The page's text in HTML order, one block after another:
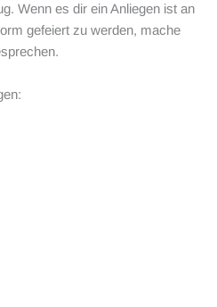
Wenn es dir ein Anliegen ist an
gefeiert zu werden, mache